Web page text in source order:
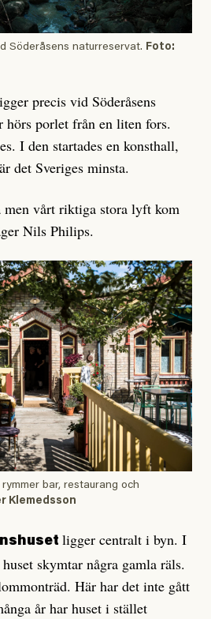
Söderåsens naturreservat. Foto:
precis vid Söderåsens
hörs porlet från en liten fors.
I den startades en konsthall,
det Sveriges minsta.
men vårt riktiga stora lyft kom
Nils Philips.
bar, restaurang och
Klemedsson
ligger centralt i byn. I
skymtar några gamla räls.
Här har det inte gått
år har huset i stället